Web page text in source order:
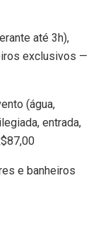
até 3h),
exclusivos —
(água,
entrada,
e banheiros